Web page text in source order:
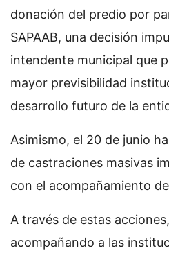
donación del predio por
SAPAAB, una decisión
intendente municipal que
mayor previsibilidad
desarrollo futuro de la
Asimismo, el 20 de junio
de castraciones masivas
con el acompañamiento
A través de estas
acompañando a las